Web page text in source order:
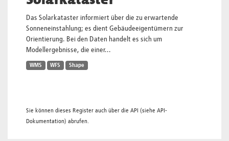
Das Solarkataster informiert über die zu erwartende
Sonneneinstahlung; es dient Gebäudeeigentümern zur
Orientierung. Bei den Daten handelt es sich um
Modellergebnisse, die einer...
WMS WFS Shape
Sie können dieses Register auch über die API (siehe API-
Dokumentation) abrufen.